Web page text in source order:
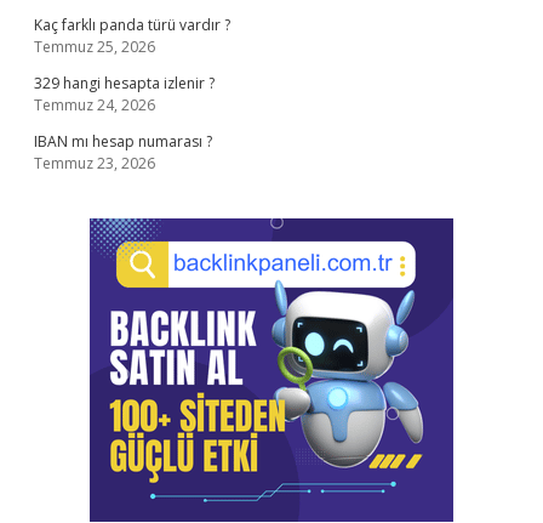
Kaç farklı panda türü vardır ?
Temmuz 25, 2026
329 hangi hesapta izlenir ?
Temmuz 24, 2026
IBAN mı hesap numarası ?
Temmuz 23, 2026